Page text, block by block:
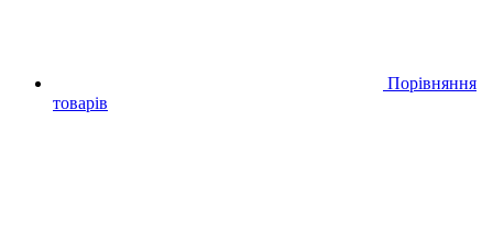
Порівняння
товарів